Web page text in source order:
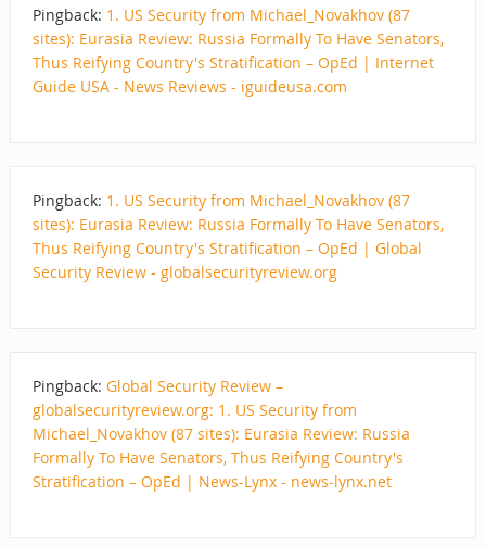
Pingback: 1. US Security from Michael_Novakhov (87
sites): Eurasia Review: Russia Formally To Have Senators,
Thus Reifying Country's Stratification – OpEd | Internet
Guide USA - News Reviews - iguideusa.com
Pingback: 1. US Security from Michael_Novakhov (87
sites): Eurasia Review: Russia Formally To Have Senators,
Thus Reifying Country's Stratification – OpEd | Global
Security Review - globalsecurityreview.org
Pingback: Global Security Review –
globalsecurityreview.org: 1. US Security from
Michael_Novakhov (87 sites): Eurasia Review: Russia
Formally To Have Senators, Thus Reifying Country's
Stratification – OpEd | News-Lynx - news-lynx.net